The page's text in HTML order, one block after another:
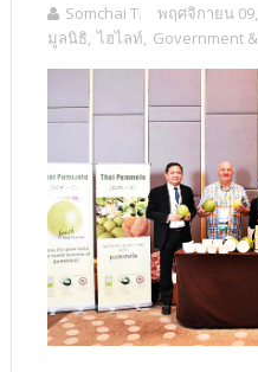
Somchai T. พฤศจิกายน
มูลนิธิ, ไฮไลท์, Government